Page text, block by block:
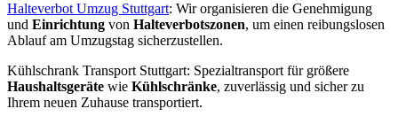
Halteverbot Umzug Stuttgart: Wir organisieren die Genehmigung
und Einrichtung von Halteverbotszonen, um einen reibungslosen
Ablauf am Umzugstag sicherzustellen.
Kühlschrank Transport Stuttgart: Spezialtransport für größere
Haushaltsgeräte wie Kühlschränke, zuverlässig und sicher zu
Ihrem neuen Zuhause transportiert.